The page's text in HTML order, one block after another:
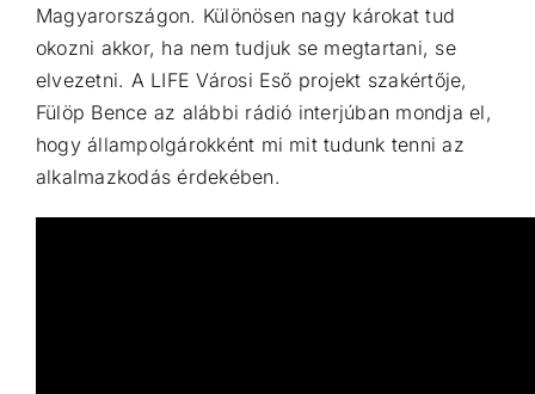
Magyarországon. Különösen nagy károkat tud
okozni akkor, ha nem tudjuk se megtartani, se
elvezetni. A LIFE Városi Eső projekt szakértője,
Fülöp Bence az alábbi rádió interjúban mondja el,
hogy állampolgárokként mi mit tudunk tenni az
alkalmazkodás érdekében.